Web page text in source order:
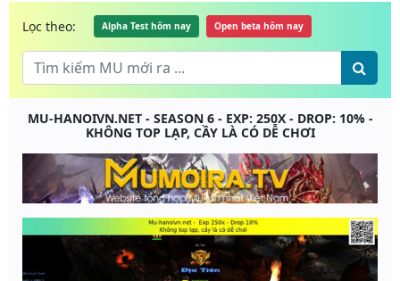
Lọc theo: Alpha Test hôm nay Open beta hôm nay
MU-HANOIVN.NET - SEASON 6 - EXP: 250X - DROP: 10% -
KHÔNG TOP LẠP, CẦY LÀ CÓ DỄ CHƠI